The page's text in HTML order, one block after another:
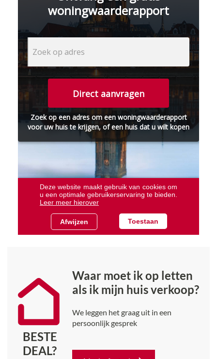
BESTE
DEAL?
Waar moet ik op letten
als ik mijn huis verkoop?
We leggen het graag uit in een
persoonlijk gesprek